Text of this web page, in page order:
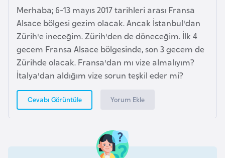
Merhaba; 6-13 mayıs 2017 tarihleri arası Fransa
Alsace bölgesi gezim olacak. Ancak İstanbul'dan
Zürih'e ineceğim. Zürih'den de döneceğim. İlk 4
gecem Fransa Alsace bölgesinde, son 3 gecem de
Zürihde olacak. Fransa'dan mı vize almalıyım?
İtalya'dan aldığım vize sorun teşkil eder mi?
Cevabı Görüntüle Yorum Ekle
e
n
y
a
K
o
g